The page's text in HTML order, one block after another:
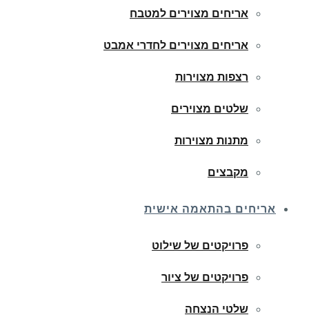
אריחים מצוירים למטבח
אריחים מצוירים לחדרי אמבט
רצפות מצוירות
שלטים מצוירים
מתנות מצוירות
מקבצים
אריחים בהתאמה אישית
פרויקטים של שילוט
פרויקטים של ציור
שלטי הנצחה